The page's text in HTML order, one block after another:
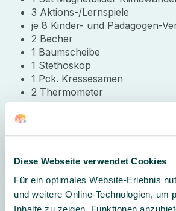
Diese Webseite verwendet Cookies
Für ein optimales Website-Erlebnis
und weitere Online-Technologien, um
3 Aktions-/Lernspiele
je 8 Kinder- und Pädagogen-
2 Becher
1 Baumscheibe
1 Stethoskop
1 Pck. Kressesamen
2 Thermometer
1 Tonpapier schwarz
1 Teelicht
1 transparente Kunststoff-Box
Klickverschlüssen zur